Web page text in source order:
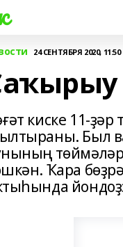
24 СЕНТЯБРЯ 2020, 11:50
киске 11-
Был
Ҡара